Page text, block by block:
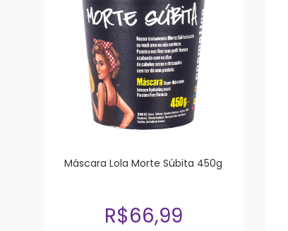
Máscara Lola Morte Súbita 450g
R$66,99